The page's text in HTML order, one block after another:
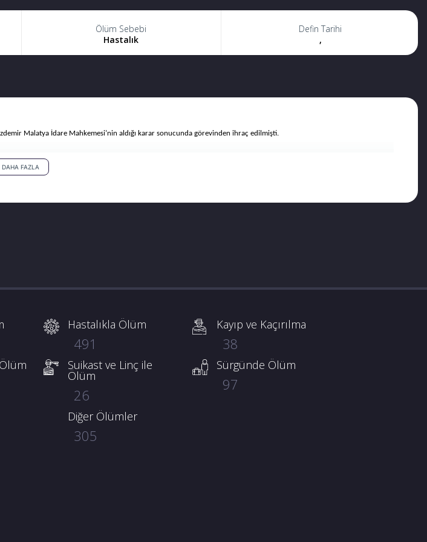
Ölüm Sebebi
Hastalık
Defin Tarihi
,
Malatya İdare Mahkemesi’nin aldığı karar sonucunda görevinden ihraç edilmişti.
DAHA FAZLA
Hastalıkla Ölüm
491
Kayıp ve Kaçırılma
38
Suikast ve Linç ile
Ölüm
26
Sürgünde Ölüm
97
Diğer Ölümler
305